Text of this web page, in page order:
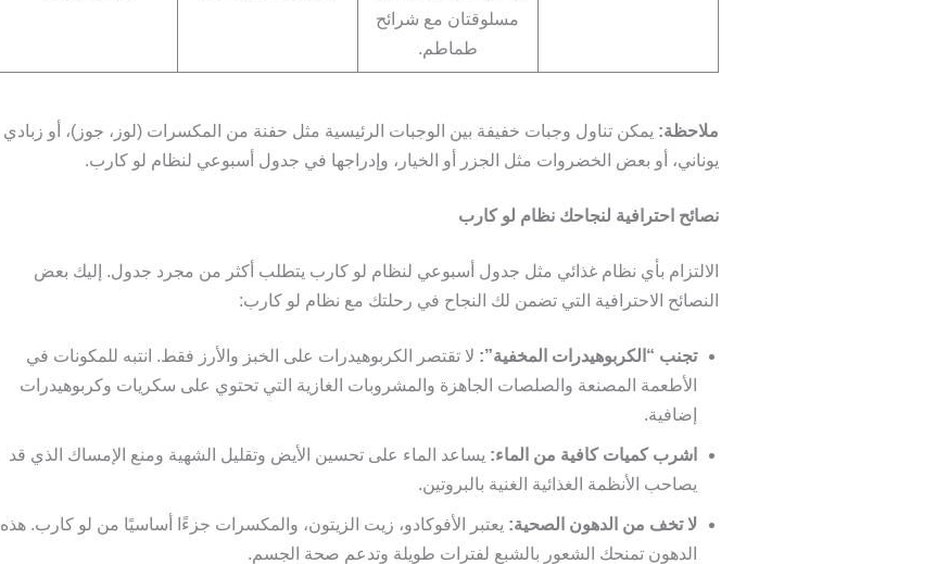
مسلوقتان مع شرائح
طماطم.
ملاحظة: يمكن تناول وجبات خفيفة بين الوجبات الرئيسية مثل حفنة من المكسرات (لوز، جوز)، أو زبادي
يوناني، أو بعض الخضروات مثل الجزر أو الخيار، وإدراجها في جدول أسبوعي لنظام لو كارب.
نصائح احترافية لنجاحك نظام لو كارب
الالتزام بأي نظام غذائي مثل جدول أسبوعي لنظام لو كارب يتطلب أكثر من مجرد جدول. إليك بعض
النصائح الاحترافية التي تضمن لك النجاح في رحلتك مع نظام لو كارب:
تجنب “الكربوهيدرات المخفية”: لا تقتصر الكربوهيدرات على الخبز والأرز فقط. انتبه للمكونات في
الأطعمة المصنعة والصلصات الجاهزة والمشروبات الغازية التي تحتوي على سكريات وكربوهيدرات
إضافية.
اشرب كميات كافية من الماء: يساعد الماء على تحسين الأيض وتقليل الشهية ومنع الإمساك الذي قد
يصاحب الأنظمة الغذائية الغنية بالبروتين.
لا تخف من الدهون الصحية: يعتبر الأفوكادو، زيت الزيتون، والمكسرات جزءًا أساسيًا من لو كارب. هذه
الدهون تمنحك الشعور بالشبع لفترات طويلة وتدعم صحة الجسم.